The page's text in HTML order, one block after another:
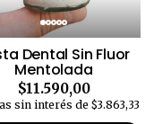
Dental Sin Fluor
Mentolada
$11.590,00
sin interés de $3.863,33